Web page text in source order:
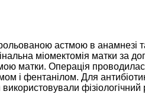
астмою в анамнезі та
міомектомія матки за
матки. Операція
і фентанілом. Для